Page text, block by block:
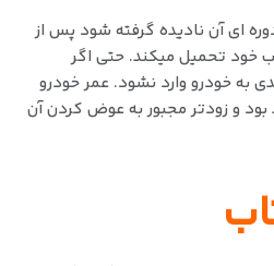
ای آن نادیده گرفته شود پس از
خود تحمیل میکند. حتی اگر
خودرو وارد نشود. عمر خودرو
بود و زودتر مجبور به عوض کردن آن